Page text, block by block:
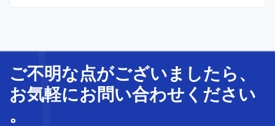
ご不明な点がございましたら、
お気軽にお問い合わせ ください
。